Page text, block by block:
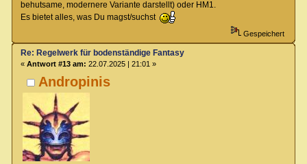
behutsame, modernere Variante darstellt) oder HM1.
Es bietet alles, was Du magst/suchst
Gespeichert
Andropinis
Re: Regelwerk für bodenständige Fantasy
« Antwort #13 am: 22.07.2025 | 21:01 »